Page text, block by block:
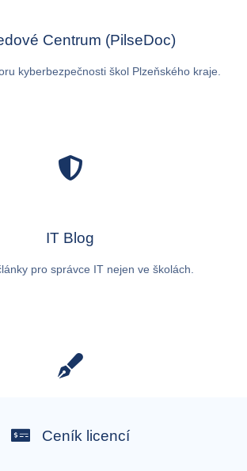
Centrum (PilseDoc)
kyberbezpečnosti škol Plzeňského kraje.
IT Blog
pro správce IT nejen ve školách.
Ceník licencí